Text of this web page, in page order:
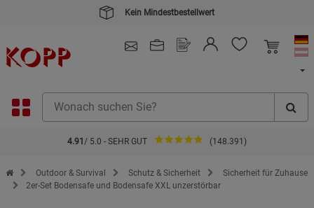
Kein Mindestbestellwert
4.91 / 5.0 - SEHR GUT (148.391)
Zur Startseite des Kopp Verlag Online-Shop
Outdoor & Survival Schutz & Sicherheit
Sicherheit für Zuhause
2er-Set Bodensafe und Bodensafe XXL unzerstörbar